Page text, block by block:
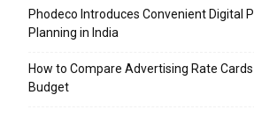
Phodeco Introduces Convenient Digital
Planning in India
How to Compare Advertising Rate
Budget